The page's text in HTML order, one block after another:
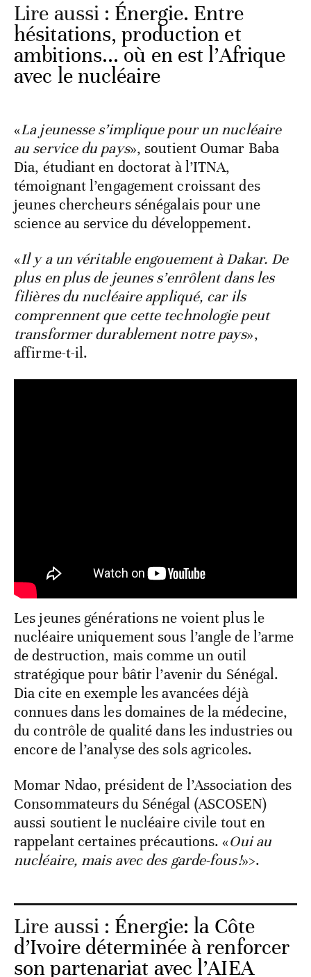
Lire aussi : Énergie. Entre
hésitations, production et
ambitions... où en est l’Afrique
avec le nucléaire
«La jeunesse s’implique pour un nucléaire
au service du pays», soutient Oumar Baba
Dia, étudiant en doctorat à l’ITNA,
témoignant l’engagement croissant des
jeunes chercheurs sénégalais pour une
science au service du développement.
«Il y a un véritable engouement à Dakar. De
plus en plus de jeunes s’enrôlent dans les
filières du nucléaire appliqué, car ils
comprennent que cette technologie peut
transformer durablement notre pays»,
affirme-t-il.
Les jeunes générations ne voient plus le
nucléaire uniquement sous l’angle de l’arme
de destruction, mais comme un outil
stratégique pour bâtir l’avenir du Sénégal.
Dia cite en exemple les avancées déjà
connues dans les domaines de la médecine,
du contrôle de qualité dans les industries ou
encore de l’analyse des sols agricoles.
Momar Ndao, président de l’Association des
Consommateurs du Sénégal (ASCOSEN)
aussi soutient le nucléaire civile tout en
rappelant certaines précautions. «Oui au
nucléaire, mais avec des garde-fous!»>.
Lire aussi : Énergie: la Côte
d’Ivoire déterminée à renforcer
son partenariat avec l’AIEA